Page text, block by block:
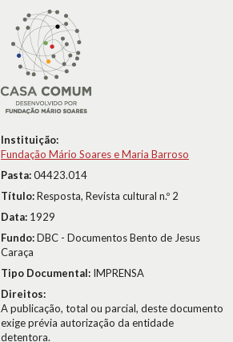
Instituição:
Fundação Mário Soares e Maria Barroso
Pasta:04423.014
Título:Resposta, Revista cultural n.º 2
Data: 1929
Fundo:DBC - Documentos Bento de Jesus
Caraça
Tipo Documental: IMPRENSA
Direitos:
A publicação, total ou parcial, deste documento
exige prévia autorização da entidade
detentora.